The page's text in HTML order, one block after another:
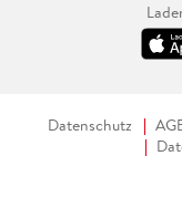
Datenschutz